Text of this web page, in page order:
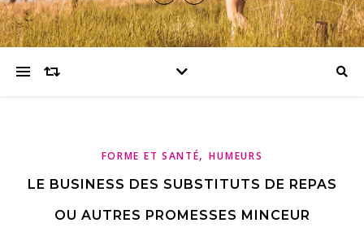
FORME ET SANTÉ,HUMEURS
LE BUSINESS DES SUBSTITUTS DE REPAS
OU AUTRES PROMESSES MINCEUR